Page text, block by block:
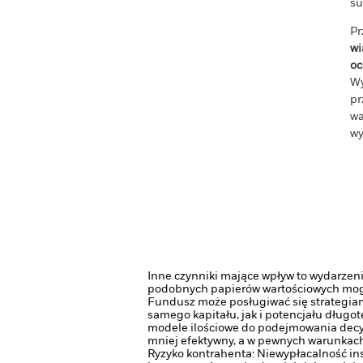
Inne czynniki mające wpływ to
podobnych papierów wartościowych
Fundusz może posługiwać się
samego kapitału, jak i potencjału
modele ilościowe do podejmowania
mniej efektywny, a w pewnych
Ryzyko kontrahenta: Niewypłacalność